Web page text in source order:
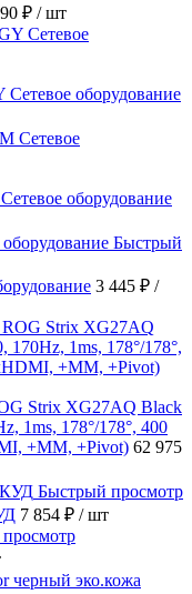
₽ / шт
оборудование
оборудование
Быстрый
3 445 ₽ /
Strix XG27AQ Black
1ms, 178°/178°, 400
+MM, +Pivot) 62 975
Быстрый просмотр
7 854 ₽ / шт